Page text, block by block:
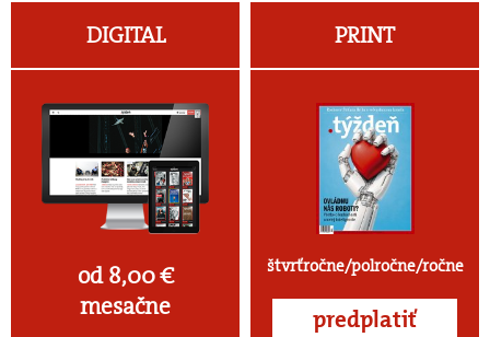
DIGITAL
od 8,00 €
mesačne
PRINT
štvrťročne/polročne/ročne
predplatiť